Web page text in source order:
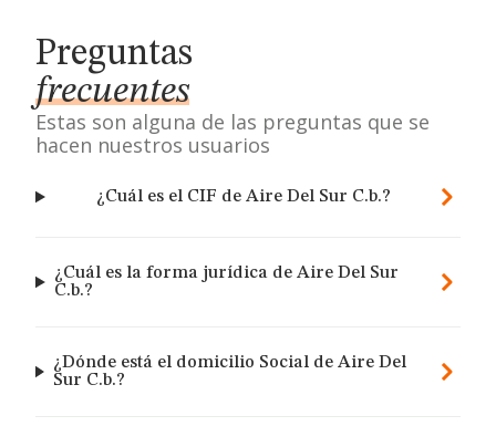
Preguntas
frecuentes
Estas son alguna de las preguntas que se
hacen nuestros usuarios
¿Cuál es el CIF de Aire Del Sur C.b.?
¿Cuál es la forma jurídica de Aire Del Sur
C.b.?
¿Dónde está el domicilio Social de Aire Del
Sur C.b.?